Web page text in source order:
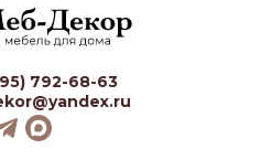
792-68-63